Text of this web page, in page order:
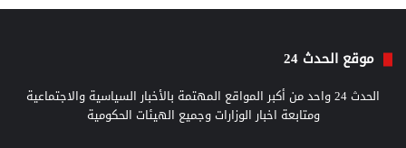
موقع الحدث 24
الحدث 24 واحد من أكبر المواقع المهتمة بالأخبار السياسية والاجتماعية
ومتابعة اخبار الوزارات وجميع الهيئات الحكومية